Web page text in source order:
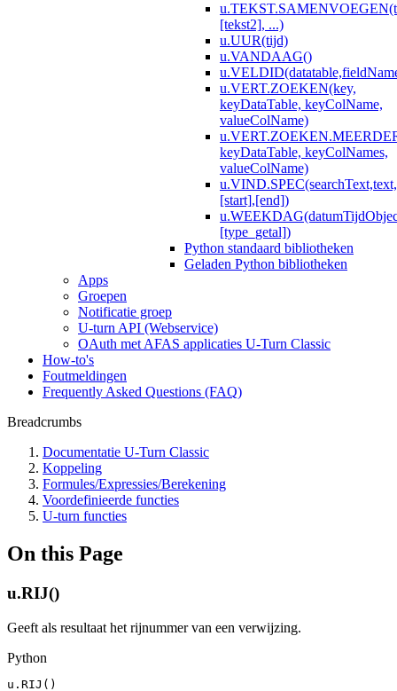
[tekst2], ...)
u.UUR(tijd)
u.VANDAAG()
u.VERT.ZOEKEN(key,
keyDataTable, keyColName,
valueColName)
keyDataTable, keyColNames,
valueColName)
u.VIND.SPEC(searchText,text,
[start],[end])
[type_getal])
Python standaard bibliotheken
Geladen Python bibliotheken
Apps
Groepen
Notificatie groep
U-turn API (Webservice)
OAuth met AFAS applicaties U-Turn Classic
How-to's
Foutmeldingen
Frequently Asked Questions (FAQ)
Breadcrumbs
Documentatie U-Turn Classic
Koppeling
Formules/Expressies/Berekening
Voordefinieerde functies
U-turn functies
On this Page
u.RIJ()
Geeft als resultaat het rijnummer van een verwijzing.
Python
u . RIJ ( )